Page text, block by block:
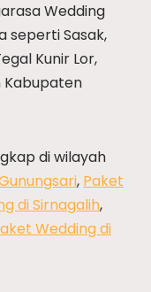
Wedding
seperti Sasak,
Kunir Lor,
Kabupaten
di wilayah
, Paket
di Sirnagalih,
Wedding di